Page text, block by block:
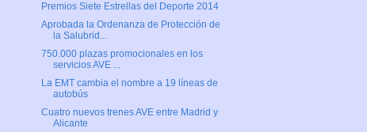
Premios Siete Estrellas del Deporte 2014
Aprobada la Ordenanza de Protección de
la Salubrid...
750.000 plazas promocionales en los
servicios AVE ...
La EMT cambia el nombre a 19 líneas de
autobús
Cuatro nuevos trenes AVE entre Madrid y
Alicante